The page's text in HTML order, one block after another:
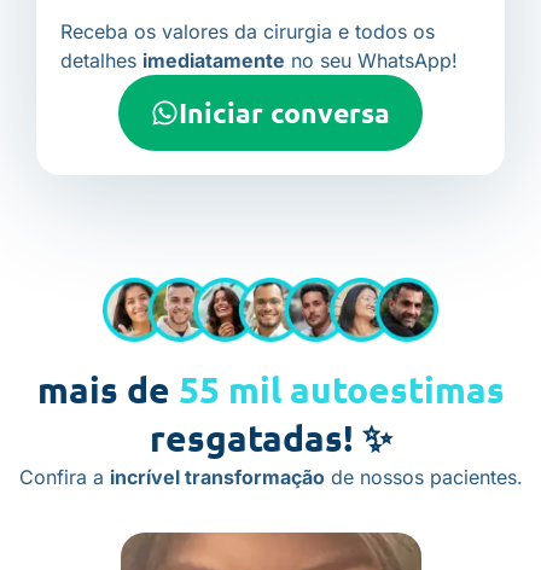
Receba os valores da cirurgia e todos os
detalhes imediatamente no seu WhatsApp!
Iniciar conversa
mais de 55 mil autoestimas
resgatadas! ✨
Confira a incrível transformaçãode nossos pacientes.